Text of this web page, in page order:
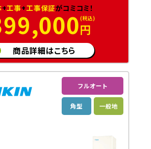
+工事+工事保証がコミコミ！
円
商品詳細はこちら
フルオート
角型 一般地